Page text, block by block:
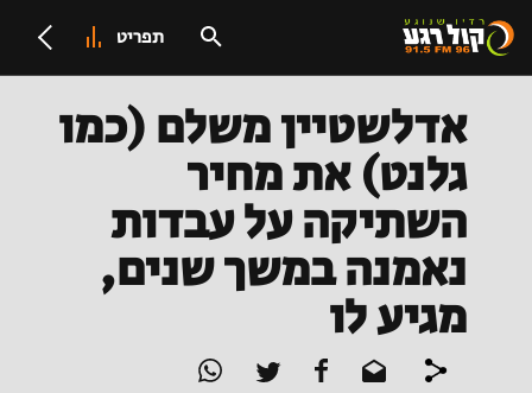
תפריט
אדלשטיין משלם (כמו
גלנט) את מחיר
השתיקה על עבדות
נאמנה במשך שנים,
מגיע לו